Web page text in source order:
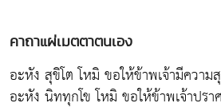
คาถาแผ่เมตตาตนเอง
อะหัง สุขิโต โหมิ ขอให้ข้าพเจ้ามีความ
อะหัง นิททุกโข โหมิ ขอให้ข้าพเจ้าปร